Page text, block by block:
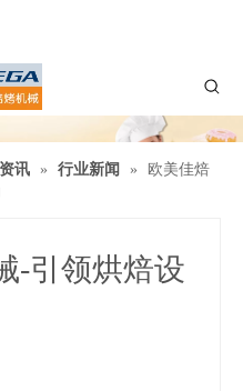
讯 » 行业新闻 »
欧美佳焙
-引领烘焙设